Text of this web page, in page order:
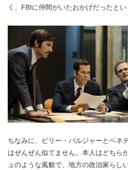
く、FBIに仲間がいたおかげだったとい
ちなみに、ビリー・バルジャーとベネ
はぜんぜん似てません。本人はどちら
ュのような風貌で、地方の政治家らし